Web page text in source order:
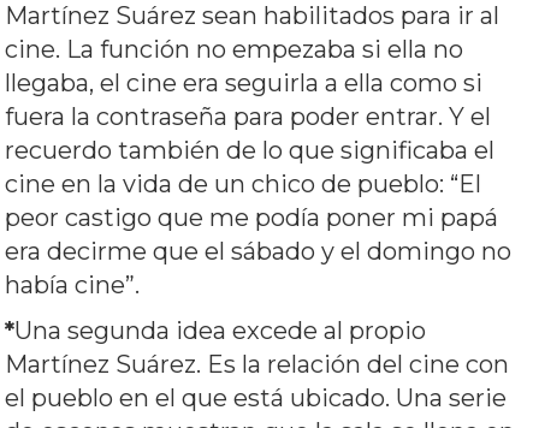
Martínez Suárez sean habilitados para ir al
cine. La función no empezaba si ella no
llegaba, el cine era seguirla a ella como si
fuera la contraseña para poder entrar. Y el
recuerdo también de lo que significaba el
cine en la vida de un chico de pueblo: “El
peor castigo que me podía poner mi papá
era decirme que el sábado y el domingo no
había cine”.
*Una segunda idea excede al propio
Martínez Suárez. Es la relación del cine con
el pueblo en el que está ubicado. Una serie